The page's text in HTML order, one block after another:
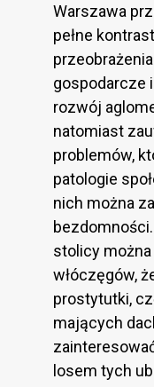
Warszawa
pełne
gospodarcze
rozwój
natomiast
problemów,
patologie
nich można
stolicy można
włóczęgów,
prostytutki,
mających
losem tych